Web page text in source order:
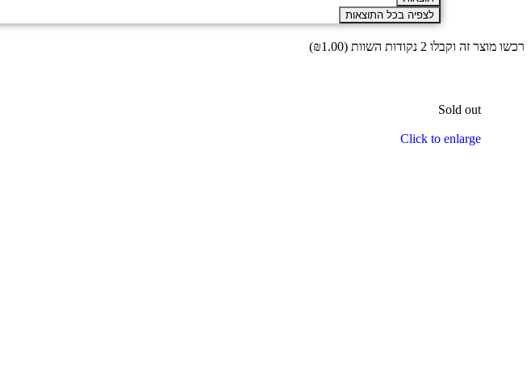
לצפיה בכל התוצאות
רכשו מוצר זה וקבלו 2 נקודות השוות ( ₪1.00
)
Sold out
Click to enlarge